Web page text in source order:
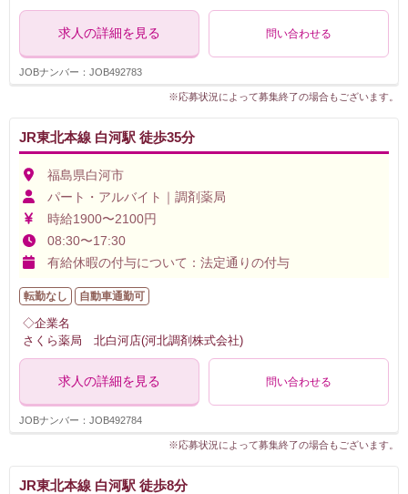
求人の詳細を見る 問い合わせる
JOBナンバー：JOB492783
※応募状況によって募集終了の場合もございます。
JR東北本線 白河駅 徒歩35分
福島県白河市
パート・アルバイト｜調剤薬局
時給1900〜2100円
08:30〜17:30
有給休暇の付与について：法定通りの付与
転勤なし 自動車通勤可
◇企業名
さくら薬局 北白河店(河北調剤株式会社)
求人の詳細を見る 問い合わせる
JOBナンバー：JOB492784
※応募状況によって募集終了の場合もございます。
JR東北本線 白河駅 徒歩8分